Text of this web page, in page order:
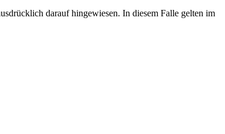
darauf hingewiesen. In diesem Falle gelten im